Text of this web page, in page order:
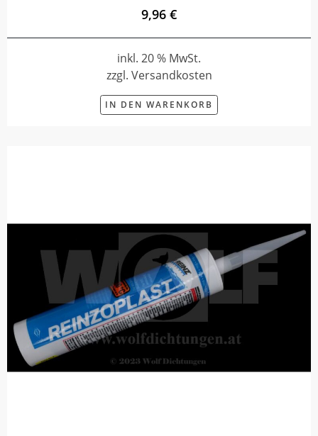
9,96 €
inkl. 20 % MwSt.
zzgl. Versandkosten
IN DEN WARENKORB